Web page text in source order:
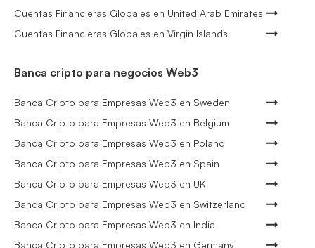
Cuentas Financieras Globales en United Arab Emirates
Cuentas Financieras Globales en Virgin Islands
Banca cripto para negocios Web3
Banca Cripto para Empresas Web3 en Sweden
Banca Cripto para Empresas Web3 en Belgium
Banca Cripto para Empresas Web3 en Poland
Banca Cripto para Empresas Web3 en Spain
Banca Cripto para Empresas Web3 en UK
Banca Cripto para Empresas Web3 en Switzerland
Banca Cripto para Empresas Web3 en India
Banca Cripto para Empresas Web3 en Germany